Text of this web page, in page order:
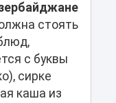
стоять
с буквы
сирке
каша из